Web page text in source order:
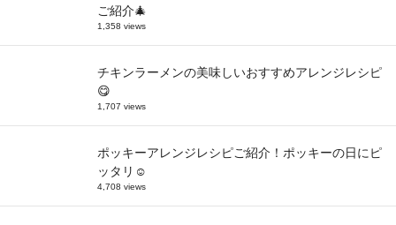
ご紹介🎄
1,358 views
チキンラーメンの美味しいおすすめアレンジレシピ
😋
1,707 views
ポッキーアレンジレシピご紹介！ポッキーの日にピ
ッタリ☺
4,708 views